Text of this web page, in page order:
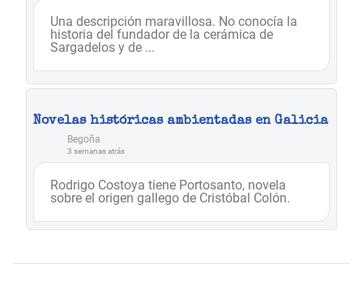
Una descripción maravillosa. No conocía la
historia del fundador de la cerámica de
Sargadelos y de ...
Novelas históricas ambientadas en Galicia
Begoña
3 semanas atrás
Rodrigo Costoya tiene Portosanto, novela
sobre el origen gallego de Cristóbal Colón.